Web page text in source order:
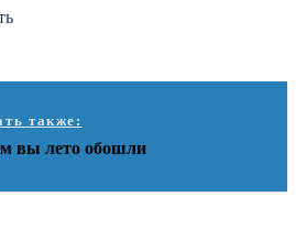
также:
вы лето обошли